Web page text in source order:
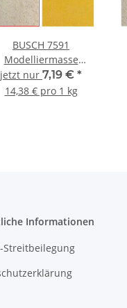
BUSCH 7591
Modelliermasse
hellbeige 500 g Spur
Neutral
jetzt nur 7,19 € *
14,38 € pro 1 kg
Informationen
Streitbeilegung